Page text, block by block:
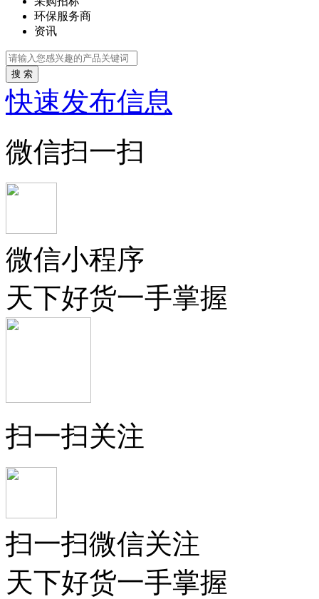
环保服务商
资讯
搜 索
快速发布信息
微信扫一扫
微信小程序
天下好货一手掌握
扫一扫关注
扫一扫微信关注
天下好货一手掌握